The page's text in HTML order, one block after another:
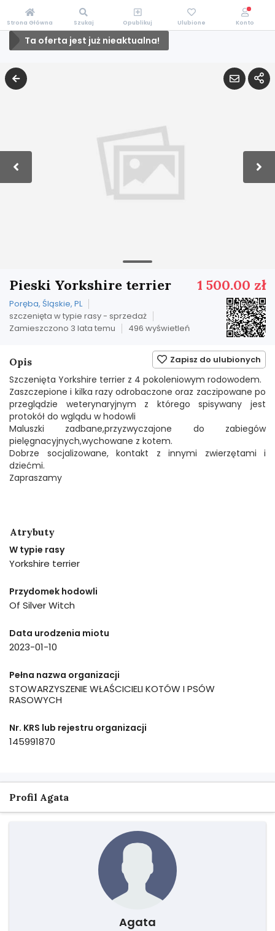
Ta oferta jest już nieaktualna!
1 500.00 zł
Pieski Yorkshire terrier
Poręba, Śląskie, PL
szczenięta w typie rasy - sprzedaż
Zamieszczono 3 lata temu
496 wyświetleń
Zapisz do ulubionych
Opis
Szczenięta Yorkshire terrier z 4 pokoleniowym rodowodem.
Zaszczepione i kilka razy odrobaczone oraz zaczipowane po
przeglądzie weterynaryjnym z którego spisywany jest
protokół do wglądu w hodowli
Maluszki zadbane,przyzwyczajone do zabiegów
pielęgnacyjnych,wychowane z kotem.
Dobrze socjalizowane, kontakt z innymi zwierzętami i
dziećmi.
Zapraszamy
Atrybuty
W typie rasy
Yorkshire terrier
Przydomek hodowli
Of Silver Witch
Data urodzenia miotu
2023-01-10
Pełna nazwa organizacji
STOWARZYSZENIE WŁAŚCICIELI KOTÓW I PSÓW
RASOWYCH
Nr. KRS lub rejestru organizacji
145991870
Profil Agata
Agata
Strona Główna Szukaj Opublikuj Ulubione Konto